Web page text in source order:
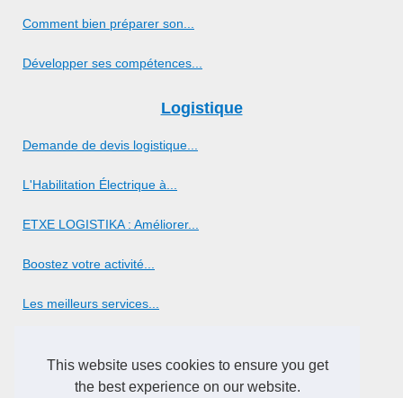
This website uses cookies to ensure you get
the best experience on our website.
Comment bien préparer son...
Développer ses compétences...
Logistique
Demande de devis logistique...
L'Habilitation Électrique à...
ETXE LOGISTIKA : Améliorer...
Boostez votre activité...
Les meilleurs services...
L'Importance du Support en...